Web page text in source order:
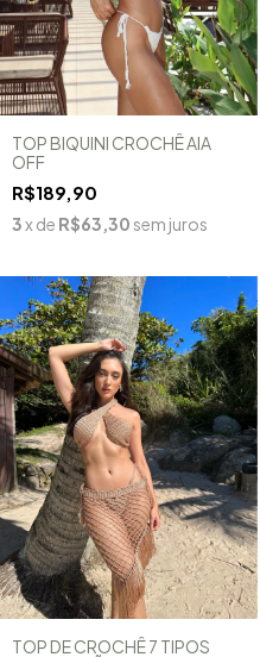
TOP BIQUINI CROCHÊ AIA
OFF
R$189,90
3x de R$63,30 sem juros
TOP DE CROCHÊ 7 TIPOS